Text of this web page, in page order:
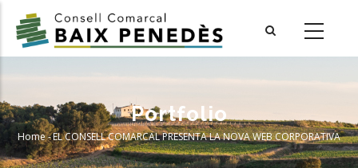
main
Portfolio
Breadcrumb
Home-EL CONSELL COMARCAL PRESENTA LA NOVA WEB CORPORATIVA